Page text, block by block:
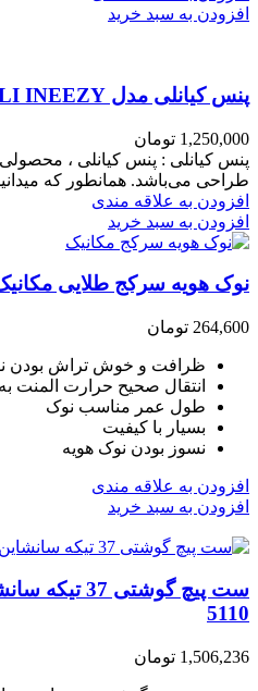
افزودن به سبد خرید
پنس کیانلی مدل QIANLI INEEZY
1,250,000 تومان
پنس کیانلی : پنس کیانلی ،
طراحی می‌باشد. همانطور که
افزودن به علاقه مندی
افزودن به سبد خرید
نوک هویه سرکج طلایی
264,600 تومان
ظرافت و خوش تراش بودن
انتقال صحیح حرارت المنت
طول عمر مناسب نوک
بسیار با کیفیت
نسوز بودن نوک هویه
افزودن به علاقه مندی
افزودن به سبد خرید
5110
1,506,236 تومان